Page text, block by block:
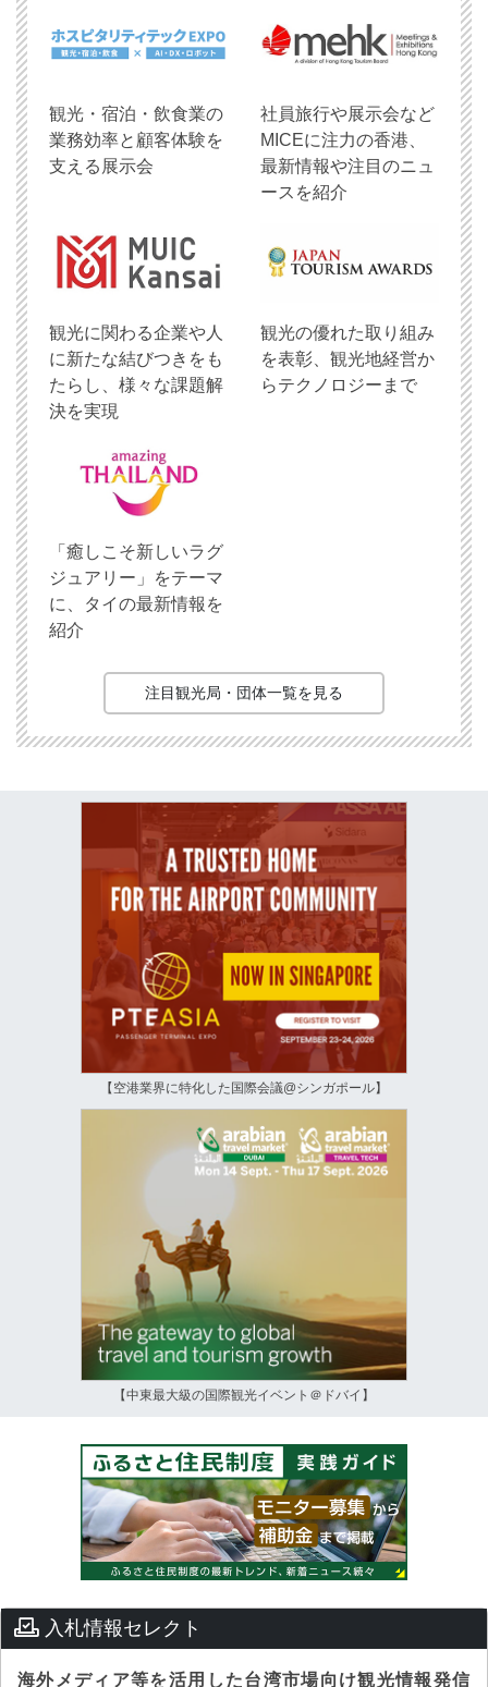
観光・宿泊・飲食業の
業務効率と顧客体験を
支える展示会
社員旅行や展示会など
MICEに注力の香港、
最新情報や注目のニュ
ースを紹介
観光に関わる企業や人
に新たな結びつきをも
たらし、様々な課題解
決を実現
観光の優れた取り組み
を表彰、観光地経営か
らテクノロジーまで
「癒しこそ新しいラグ
ジュアリー」をテーマ
に、タイの最新情報を
紹介
注目観光局・団体一覧を見る
【空港業界に特化した国際会議@シンガポール】
【中東最大級の国際観光イベント＠ドバイ】
入札情報セレクト
海外メディア等を活用した台湾市場向け観光情報発信